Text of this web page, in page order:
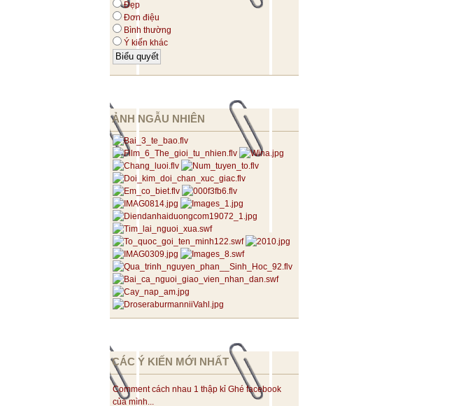
Đẹp
Đơn điệu
Bình thường
Ý kiến khác
ẢNH NGẪU NHIÊN
CÁC Ý KIẾN MỚI NHẤT
Comment cách nhau 1 thập kỉ Ghé facebook
của mình...